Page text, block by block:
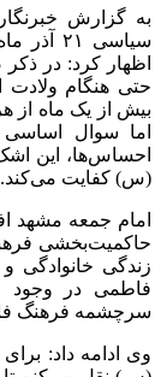
به گزارش
سیاسی
اظهار کرد: در
حتی هنگام ولادت
بیش از یک ماه
اما سوال اساسی
احساس‌ها، این
(س) کفایت می‌کند.
امام جمعه مشهد
حاکمیت‌بخشی
زندگی خانوادگی
فاطمی در وجود
سرچشمه فرهنگ
وی ادامه داد: